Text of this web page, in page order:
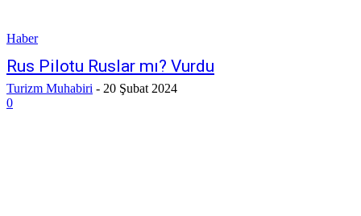
Haber
Rus Pilotu Ruslar mı? Vurdu
Turizm Muhabiri - 20 Şubat 2024
0